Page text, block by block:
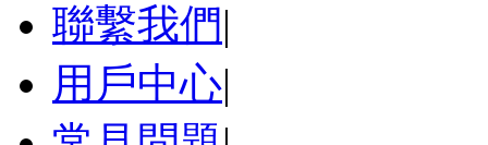
聯繫我們|
用戶中心|